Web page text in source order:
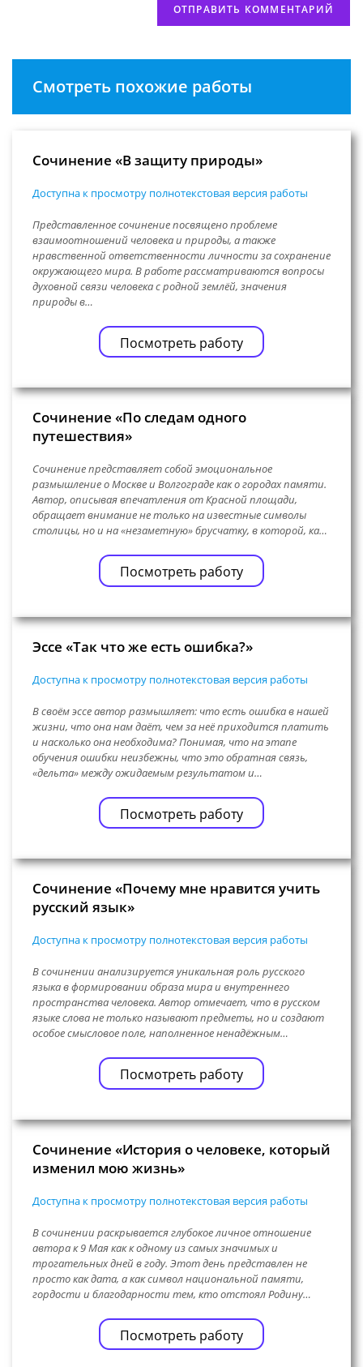
Смотреть похожие работы
Сочинение «В защиту природы»
Доступна к просмотру полнотекстовая версия работы
Представленное сочинение посвящено проблеме
взаимоотношений человека и природы, а также
нравственной ответственности личности за сохранение
окружающего мира. В работе рассматриваются вопросы
духовной связи человека с родной землёй, значения
природы в…
Посмотреть работу
Сочинение «По следам одного
путешествия»
Сочинение представляет собой эмоциональное
размышление о Москве и Волгограде как о городах памяти.
Автор, описывая впечатления от Красной площади,
обращает внимание не только на известные символы
столицы, но и на «незаметную» брусчатку, в которой, ка…
Посмотреть работу
Эссе «Так что же есть ошибка?»
Доступна к просмотру полнотекстовая версия работы
В своём эссе автор размышляет: что есть ошибка в нашей
жизни, что она нам даёт, чем за неё приходится платить
и насколько она необходима? Понимая, что на этапе
обучения ошибки неизбежны, что это обратная связь,
«дельта» между ожидаемым результатом и…
Посмотреть работу
Сочинение «Почему мне нравится учить
русский язык»
Доступна к просмотру полнотекстовая версия работы
В сочинении анализируется уникальная роль русского
языка в формировании образа мира и внутреннего
пространства человека. Автор отмечает, что в русском
языке слова не только называют предметы, но и создают
особое смысловое поле, наполненное ненадёжным…
Посмотреть работу
Сочинение «История о человеке, который
изменил мою жизнь»
Доступна к просмотру полнотекстовая версия работы
В сочинении раскрывается глубокое личное отношение
автора к 9 Мая как к одному из самых значимых и
трогательных дней в году. Этот день представлен не
просто как дата, а как символ национальной памяти,
гордости и благодарности тем, кто отстоял Родину…
Посмотреть работу